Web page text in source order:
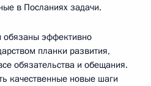
в Посланиях задачи.
обязаны эффективно
планки развития,
обязательства и обещания.
качественные новые шаги